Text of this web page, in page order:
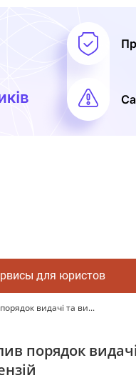
для юристов
видачі та ви...
порядок